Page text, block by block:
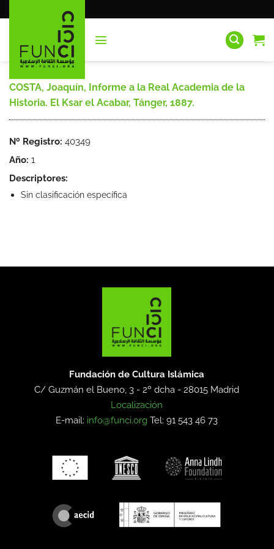
al
COSTA, Joaquín, Informe a la Real Academia de la
Historia. El Ksar el Acabar, Tánger, 1887.
Nº Registro: 40349
Año: 1
Descriptores:
Sin clasificación específica
Fundación de Cultura Islámica
C/ Guzmán el Bueno, 3 - 2º dcha -28015 Madrid
Localización
E-mail: info@funci.org Tel: 91 543 46 73